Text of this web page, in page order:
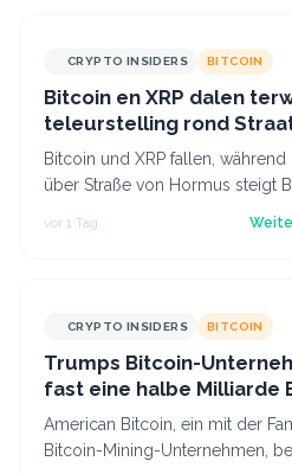
CRYPTO INSIDERS BITCOIN
Bitcoin en XRP dalen
teleurstelling rond
Bitcoin und XRP fallen,
über Straße von Hormus steigt
Altcoins wie XRP und Solana
vor 1 Tag
CRYPTO INSIDERS BITCOIN
Trumps Bitcoin-
fast eine halbe Milliarde
American Bitcoin, ein mit der
Bitcoin-Mining-Unternehmen,